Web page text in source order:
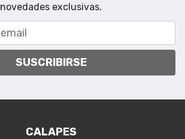
novedades exclusivas.
SUSCRIBIRSE
CALAPES